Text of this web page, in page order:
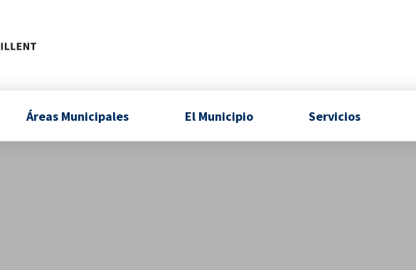
Áreas Municipales El Municipio Servicios